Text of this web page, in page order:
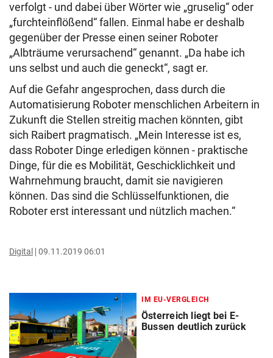
verfolgt - und dabei über Wörter wie „gruselig“ oder
„furchteinflößend“ fallen. Einmal habe er deshalb
gegenüber der Presse einen seiner Roboter
„Albträume verursachend“ genannt. „Da habe ich
uns selbst und auch die geneckt“, sagt er.
Auf die Gefahr angesprochen, dass durch die
Automatisierung Roboter menschlichen Arbeitern in
Zukunft die Stellen streitig machen könnten, gibt
sich Raibert pragmatisch. „Mein Interesse ist es,
dass Roboter Dinge erledigen können - praktische
Dinge, für die es Mobilität, Geschicklichkeit und
Wahrnehmung braucht, damit sie navigieren
können. Das sind die Schlüsselfunktionen, die
Roboter erst interessant und nützlich machen.“
Digital 09.11.2019 06:01
IM EU-VERGLEICH
Österreich liegt bei E-
Bussen deutlich zurück